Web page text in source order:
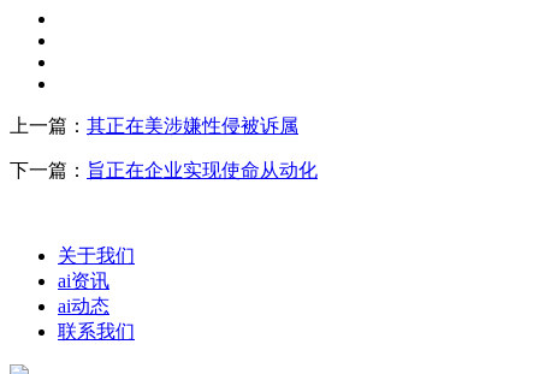
上一篇： 其正在美涉嫌性侵被诉属
下一篇： 旨正在企业实现使命从动化
关于我们
ai资讯
ai动态
联系我们